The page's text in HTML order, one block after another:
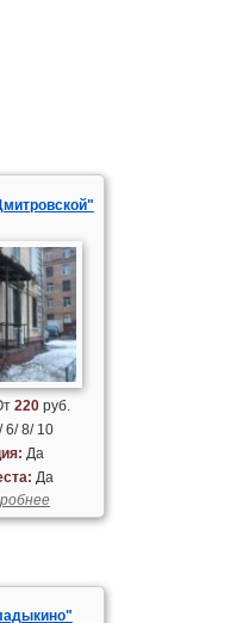
220руб.
6/ 8/ 10
Да
Да